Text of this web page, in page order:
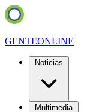
GENTEONLINE
Noticias
Multimedia